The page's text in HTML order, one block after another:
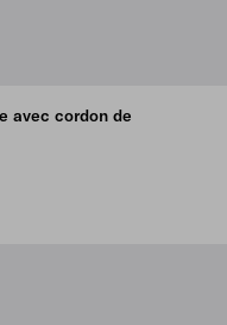
avec cordon de